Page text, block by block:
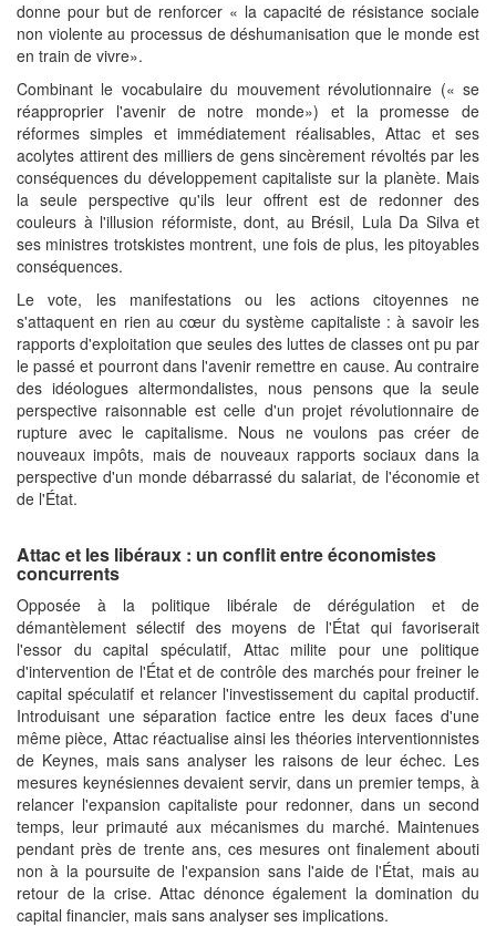
donne pour but de renforcer « la capacité de résistance sociale
non violente au processus de déshumanisation que le monde est
en train de vivre».
Combinant le vocabulaire du mouvement révolutionnaire (« se
réapproprier l'avenir de notre monde») et la promesse de
réformes simples et immédiatement réalisables, Attac et ses
acolytes attirent des milliers de gens sincèrement révoltés par les
conséquences du développement capitaliste sur la planète. Mais
la seule perspective qu'ils leur offrent est de redonner des
couleurs à l'illusion réformiste, dont, au Brésil, Lula Da Silva et
ses ministres trotskistes montrent, une fois de plus, les pitoyables
conséquences.
Le vote, les manifestations ou les actions citoyennes ne
s'attaquent en rien au cœur du système capitaliste : à savoir les
rapports d'exploitation que seules des luttes de classes ont pu par
le passé et pourront dans l'avenir remettre en cause. Au contraire
des idéologues altermondalistes, nous pensons que la seule
perspective raisonnable est celle d'un projet révolutionnaire de
rupture avec le capitalisme. Nous ne voulons pas créer de
nouveaux impôts, mais de nouveaux rapports sociaux dans la
perspective d'un monde débarrassé du salariat, de l'économie et
de l'État.
Attac et les libéraux : un conflit entre économistes
concurrents
Opposée à la politique libérale de dérégulation et de
démantèlement sélectif des moyens de l'État qui favoriserait
l'essor du capital spéculatif, Attac milite pour une politique
d'intervention de l'État et de contrôle des marchés pour freiner le
capital spéculatif et relancer l'investissement du capital productif.
Introduisant une séparation factice entre les deux faces d'une
même pièce, Attac réactualise ainsi les théories interventionnistes
de Keynes, mais sans analyser les raisons de leur échec. Les
mesures keynésiennes devaient servir, dans un premier temps, à
relancer l'expansion capitaliste pour redonner, dans un second
temps, leur primauté aux mécanismes du marché. Maintenues
pendant près de trente ans, ces mesures ont finalement abouti
non à la poursuite de l'expansion sans l'aide de l'État, mais au
retour de la crise. Attac dénonce également la domination du
capital financier, mais sans analyser ses implications.